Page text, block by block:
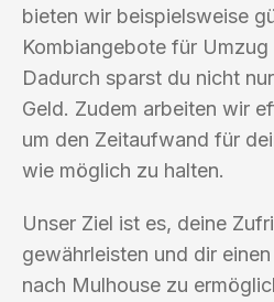
bieten wir beispielsweise
Kombiangebote für Umzug
Dadurch sparst du nicht
Geld. Zudem arbeiten wir
um den Zeitaufwand für
wie möglich zu halten.
Unser Ziel ist es, deine
gewährleisten und dir
nach Mulhouse zu